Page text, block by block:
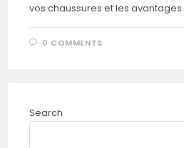
vos chaussures et les
0 COMMENTS
Search